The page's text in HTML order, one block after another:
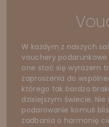
W każdym z naszych
vouchery
one stać się wyrazem
zaproszenia do
którego tak bardzo
dzisiejszym świecie.
podarowanie komuś
zadbania o harmonię